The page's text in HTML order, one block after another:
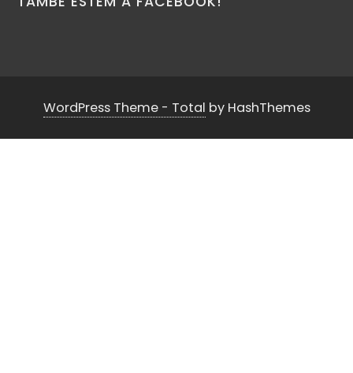
WordPress Theme - Total by HashThemes